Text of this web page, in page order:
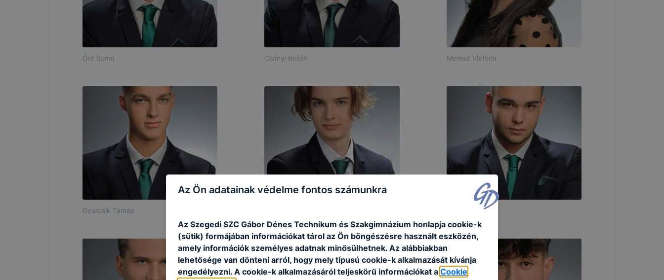
Óré Soma Csányi Belián Merész Viktória
Gyurcsik Tamás Benkő Zalán
Az Ön adatainak védelme fontos számunkra
Az Szegedi SZC Gábor Dénes Technikum és Szakgimnázium honlapja cookie-k
(sütik) formájában információkat tárol az Ön böngészésre használt eszközén,
amely információk személyes adatnak minősülhetnek. Az alábbiakban
lehetősége van dönteni arról, hogy mely típusú cookie-k alkalmazását kívánja
engedélyezni. A cookie-k alkalmazásáról teljeskörű információkat a Cookie